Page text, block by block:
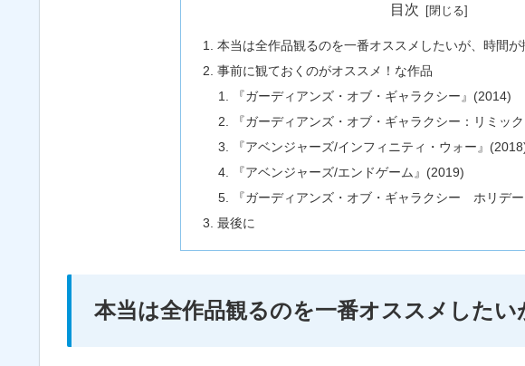
目次
本当は全作品観るのを一番オススメしたいが、時間が
事前に観ておくのがオススメ！な作品
『ガーディアンズ・オブ・ギャラクシー』(2014)
『ガーディアンズ・オブ・ギャラクシー：リミッ
『アベンジャーズ/インフィニティ・ウォー』
『アベンジャーズ/エンドゲーム』(2019)
『ガーディアンズ・オブ・ギャラクシー ホリデ
最後に
本当は全作品観るのを一番オススメしたい